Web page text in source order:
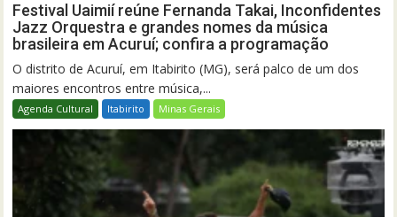
Festival Uaimií reúne Fernanda Takai, Inconfidentes
Jazz Orquestra e grandes nomes da música
brasileira em Acuruí; confira a programação
O distrito de Acuruí, em Itabirito (MG), será palco de um dos
maiores encontros entre música,...
Agenda Cultural Itabirito Minas Gerais